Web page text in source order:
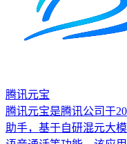
腾讯元宝
腾讯元宝是腾讯公司于
助手，基于自研混元大